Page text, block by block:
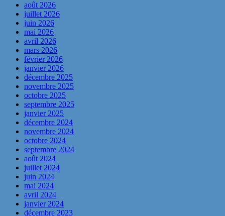
août 2026
juillet 2026
juin 2026
mai 2026
avril 2026
mars 2026
février 2026
janvier 2026
décembre 2025
novembre 2025
octobre 2025
septembre 2025
janvier 2025
décembre 2024
novembre 2024
octobre 2024
septembre 2024
août 2024
juillet 2024
juin 2024
mai 2024
avril 2024
janvier 2024
décembre 2023